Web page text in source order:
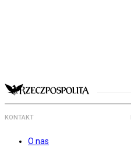
KONTAKT
O nas